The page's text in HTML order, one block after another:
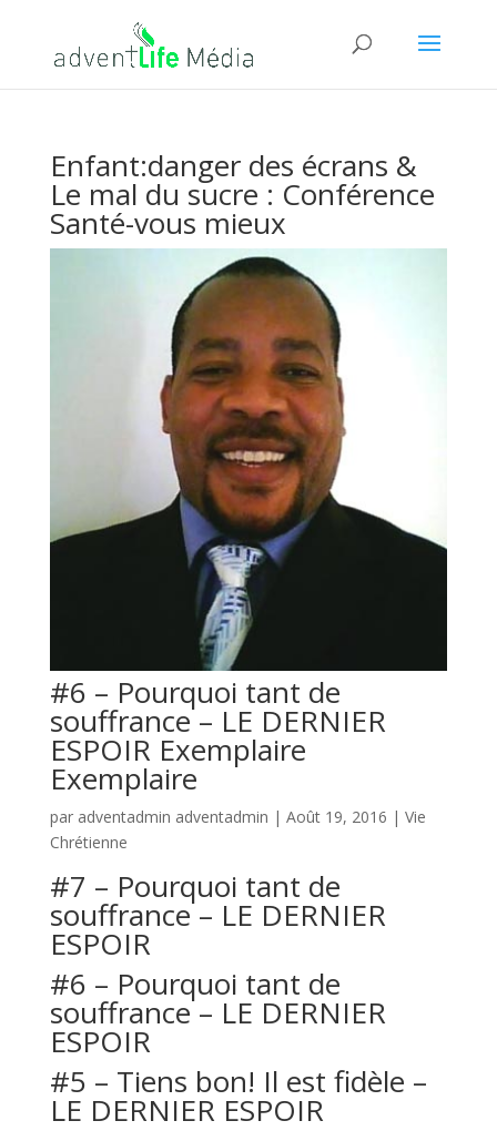
Enfant:danger des écrans &
Le mal du sucre : Conférence
Santé-vous mieux
#6 – Pourquoi tant de
souffrance – LE DERNIER
ESPOIR Exemplaire
Exemplaire
par adventadmin adventadmin | Août 19, 2016 | Vie
Chrétienne
#7 – Pourquoi tant de
souffrance – LE DERNIER
ESPOIR
#6 – Pourquoi tant de
souffrance – LE DERNIER
ESPOIR
#5 – Tiens bon! Il est fidèle –
LE DERNIER ESPOIR